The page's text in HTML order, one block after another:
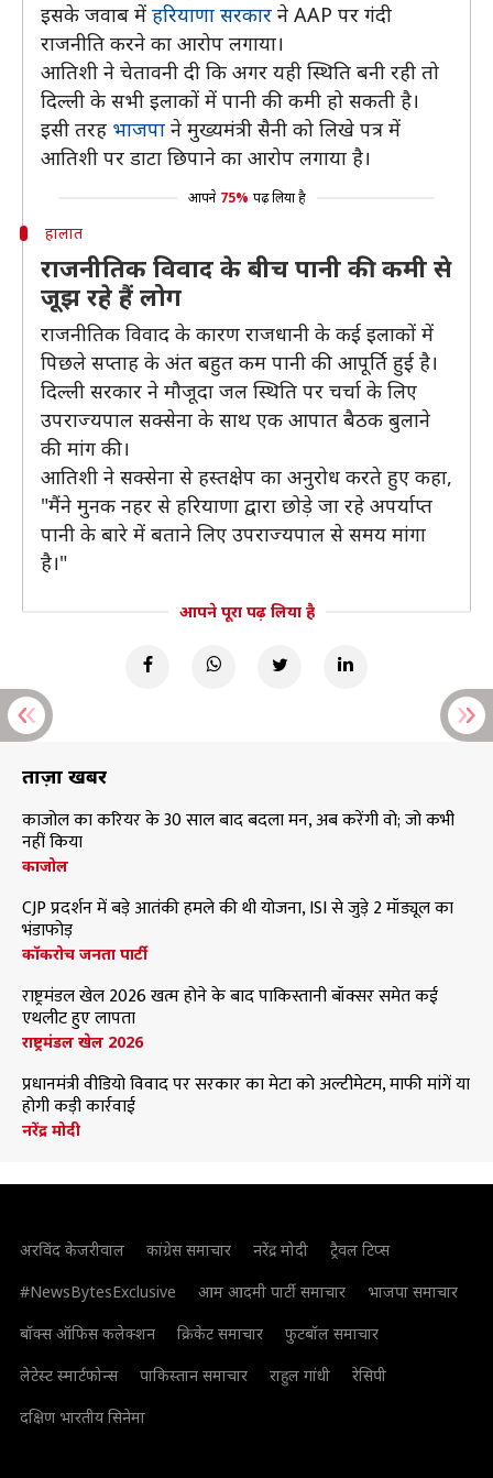
इसके जवाब में हरियाणा सरकार ने AAP पर गंदी
राजनीति करने का आरोप लगाया।
आतिशी ने चेतावनी दी कि अगर यही स्थिति बनी रही तो
दिल्ली के सभी इलाकों में पानी की कमी हो सकती है।
इसी तरह भाजपा ने मुख्यमंत्री सैनी को लिखे पत्र में
आतिशी पर डाटा छिपाने का आरोप लगाया है।
आपने 75% पढ़ लिया है
हालात
राजनीतिक विवाद के बीच पानी की कमी से
जूझ रहे हैं लोग
राजनीतिक विवाद के कारण राजधानी के कई इलाकों में
पिछले सप्ताह के अंत बहुत कम पानी की आपूर्ति हुई है।
दिल्ली सरकार ने मौजूदा जल स्थिति पर चर्चा के लिए
उपराज्यपाल सक्सेना के साथ एक आपात बैठक बुलाने
की मांग की।
आतिशी ने सक्सेना से हस्तक्षेप का अनुरोध करते हुए कहा,
"मैंने मुनक नहर से हरियाणा द्वारा छोड़े जा रहे अपर्याप्त
पानी के बारे में बताने लिए उपराज्यपाल से समय मांगा
है।"
आपने पूरा पढ़ लिया है
ताज़ा खबरें
काजोल का करियर के 30 साल बाद बदला मन, अब करेंगी वो; जो कभी
नहीं किया
काजोल
CJP प्रदर्शन में बड़े आतंकी हमले की थी योजना, ISI से जुड़े 2 मॉड्यूल का
भंडाफोड़
कॉकरोच जनता पार्टी
राष्ट्रमंडल खेल 2026 खत्म होने के बाद पाकिस्तानी बॉक्सर समेत कई
एथलीट हुए लापता
राष्ट्रमंडल खेल 2026
प्रधानमंत्री वीडियो विवाद पर सरकार का मेटा को अल्टीमेटम, माफी मांगें या
होगी कड़ी कार्रवाई
नरेंद्र मोदी
अरविंद केजरीवाल कांग्रेस समाचार नरेंद्र मोदी
ट्रैवल टिप्स
#NewsBytesExclusive
आम आदमी पार्टी समाचार
भाजपा समाचार
बॉक्स ऑफिस कलेक्शन
क्रिकेट समाचार
फुटबॉल समाचार
लेटेस्ट स्मार्टफोन्स
पाकिस्तान समाचार राहुल गांधी
रेसिपी
दक्षिण भारतीय सिनेमा